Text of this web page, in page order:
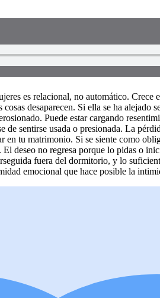
es relacional, no automático. Crece
desaparecen. Si ella se ha alejado
Puede estar cargando
sentirse usada o presionada. La
en tu matrimonio. Si se siente como
deseo no regresa porque lo pidas o
fuera del dormitorio, y lo
emocional que hace posible la